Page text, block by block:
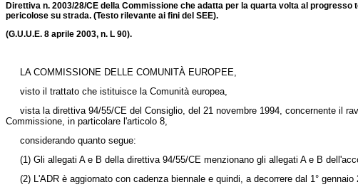
Direttiva n. 2003/28/CE della Commissione che adatta per la quarta volta al
pericolose su strada. (Testo rilevante ai fini del SEE).
(G.U.U.E. 8 aprile 2003, n. L 90).
LA COMMISSIONE DELLE COMUNITÀ EUROPEE,
visto il trattato che istituisce la Comunità europea,
vista la direttiva 94/55/CE del Consiglio, del 21 novembre 1994, concernente il
Commissione, in particolare l'articolo 8,
considerando quanto segue:
(1) Gli allegati A e B della direttiva 94/55/CE menzionano gli allegati A e B
(2) L'ADR è aggiornato con cadenza biennale e quindi, a decorrere dal 1° gennaio